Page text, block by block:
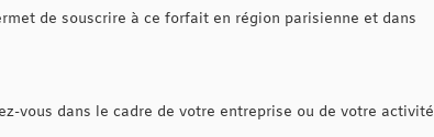
de souscrire à ce forfait en région parisienne et dans
vous dans le cadre de votre entreprise ou de votre activité